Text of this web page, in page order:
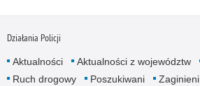
Działania Policji
Aktualności Aktualności z województw
Ruch drogowy
Poszukiwani Zaginieni